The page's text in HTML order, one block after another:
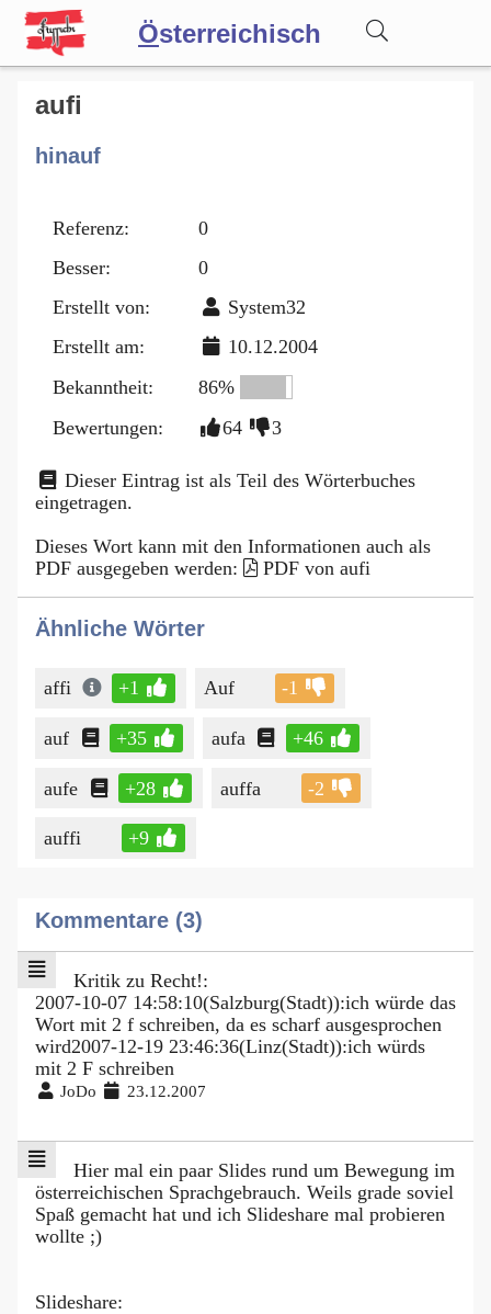
Österreichisch
Wörterbuch
Forum
Blog
aufi
hinauf
Referenz:
0
Besser:
0
Erstellt von:
System32
Erstellt am:
10.12.2004
Bekanntheit:
86%
Bewertungen:
64 3
Dieser Eintrag ist als Teil des Wörterbuches
eingetragen.
Dieses Wort kann mit den Informationen auch als
PDF ausgegeben werden:
PDF von aufi
Ähnliche Wörter
affi +1 Auf -1
auf +35 aufa +46
aufe +28 auffa -2
auffi +9
Kommentare (3)
Kritik zu Recht!:
2007-10-07 14:58:10(Salzburg(Stadt)):ich würde das
Wort mit 2 f schreiben, da es scharf ausgesprochen
wird2007-12-19 23:46:36(Linz(Stadt)):ich würds
mit 2 F schreiben
JoDo 23.12.2007
Hier mal ein paar Slides rund um Bewegung im
österreichischen Sprachgebrauch. Weils grade soviel
Spaß gemacht hat und ich Slideshare mal probieren
wollte ;)
Slideshare: